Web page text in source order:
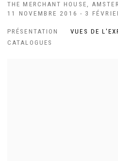
THE MERCHANT HOUSE,
11 NOVEMBRE 2016 - 3
PRÉSENTATION VUES DE
CATALOGUES